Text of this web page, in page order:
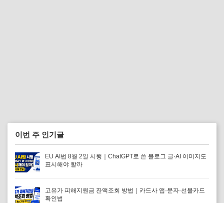
이번 주 인기글
EU AI법 8월 2일 시행｜ChatGPT로 쓴 블로그 글·AI 이미지도
표시해야 할까
고유가 피해지원금 잔액조회 방법｜카드사 앱·문자·선불카드
확인법